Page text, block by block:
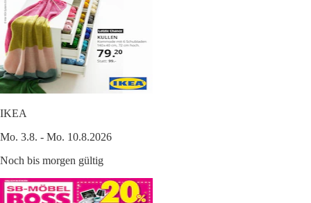
IKEA
Mo. 3.8. - Mo. 10.8.2026
Noch bis morgen gültig